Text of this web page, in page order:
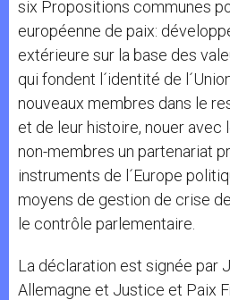
six Propositions communes
européenne de paix:
extérieure sur la base des
qui fondent l´identité de
nouveaux membres dans le
et de leur histoire, nouer avec
non-membres un partenariat
instruments de l´Europe
moyens de gestion de crise
le contrôle parlementaire.
La déclaration est signée par
Allemagne et Justice et Paix